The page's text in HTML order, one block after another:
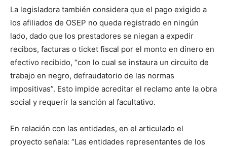
La legisladora también considera que el pago exigido a
los afiliados de OSEP no queda registrado en ningún
lado, dado que los prestadores se niegan a expedir
recibos, facturas o ticket fiscal por el monto en dinero en
efectivo recibido, “con lo cual se instaura un circuito de
trabajo en negro, defraudatorio de las normas
impositivas”. Esto impide acreditar el reclamo ante la obra
social y requerir la sanción al facultativo.
En relación con las entidades, en el articulado el
proyecto señala: “Las entidades representantes de los